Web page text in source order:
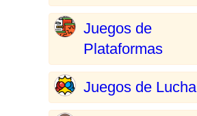
Juegos de
Plataformas
Juegos de Lucha